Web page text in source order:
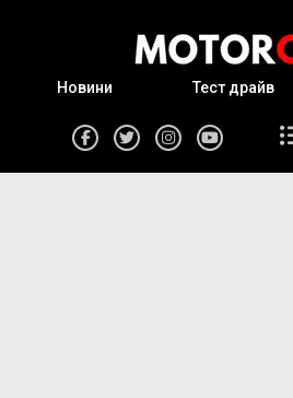
Новини Тест драйв